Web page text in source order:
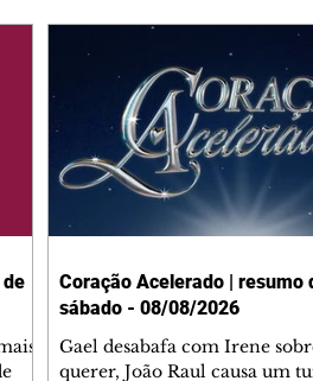
Coração Acelerado | resumo
sábado - 08/08/2026
Gael desabafa com Irene
querer, João Raul causa um